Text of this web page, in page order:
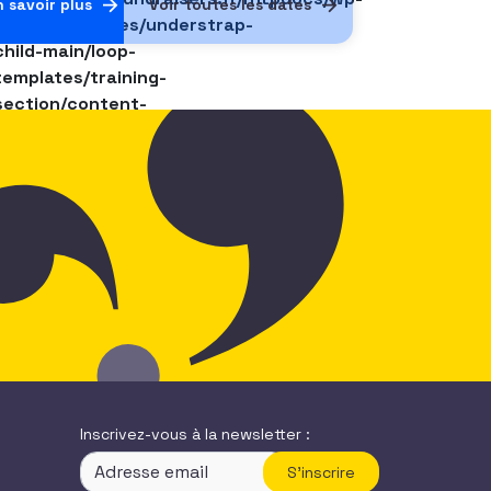
content/themes/understrap-
main/loop-
training-
content-
line111
22 novembre 2021
Places restantes
Inscrivez-vous à la newsletter :
S'inscrire